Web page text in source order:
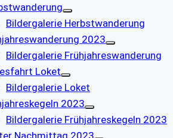
Bildergalerie Herbstwanderung
2023
Bildergalerie Frühjahreswanderung
Loket
Bildergalerie Loket
2023
Bildergalerie Frühjahreskegeln 2023
Nachmittag 2023